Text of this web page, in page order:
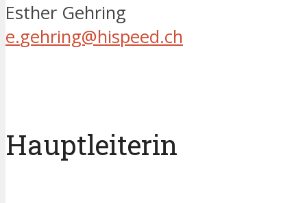
Esther Gehring
e.gehring@hispeed.ch
Hauptleiterin